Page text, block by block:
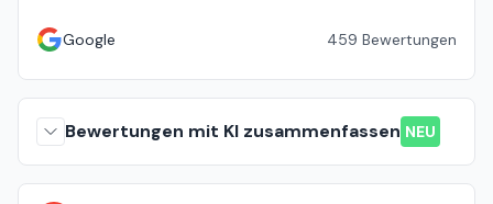
Google 459 Bewertungen
Bewertungen mit KI zusammenfassen NEU